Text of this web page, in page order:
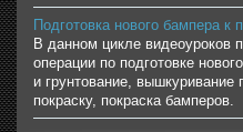
Подготовка нового бампера к
В данном цикле видеоуроков
операции по подготовке
и грунтование, вышкуривание
покраску, покраска бамперов.